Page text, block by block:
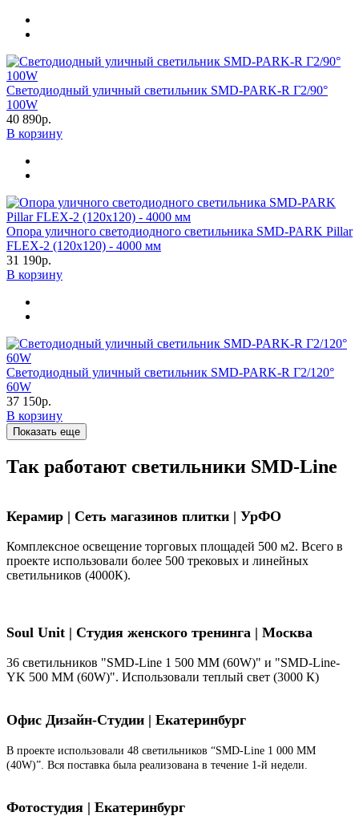
Светодиодный уличный светильник SMD-PARK-R Г2/90°
100W
40 890р.
В корзину
Опора уличного светодиодного светильника SMD-PARK Pillar
FLEX-2 (120х120) - 4000 мм
31 190р.
В корзину
Светодиодный уличный светильник SMD-PARK-R Г2/120°
60W
37 150р.
В корзину
Показать еще
Так работают светильники SMD-Line
Керамир | Сеть магазинов плитки | УрФО
Комплексное освещение торговых площадей 500 м2. Всего в
проекте использовали более 500 трековых и линейных
светильников (4000К).
Soul Unit | Студия женского тренинга | Москва
36 светильников "SMD-Line 1 500 ММ (60W)" и "SMD-Line-
YK 500 ММ (60W)". Использовали теплый свет (3000 К)
Офис Дизайн-Студии | Екатеринбург
В проекте использовали 48 светильников “SMD-Line 1 000 ММ
(40W)”. Вся поставка была реализована в течение 1-й недели.
Фотостудия | Екатеринбург